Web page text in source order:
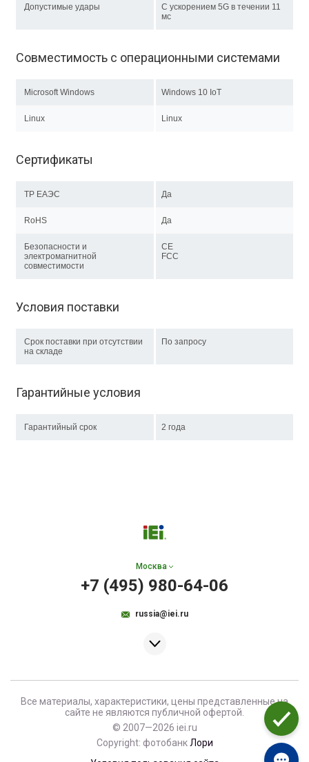
Допустимые удары
С ускорением 5G в течении 11
мс
Совместимость с операционными системами
Microsoft Windows Windows 10 IoT
Linux Linux
Сертификаты
ТР EAЭC Да
RoHS Да
Безопасности и
электромагнитной
совместимости
CE
FCC
Условия поставки
Срок поставки при отсутствии
на складе
По запросу
Гарантийные условия
Гарантийный срок 2 года
Москва
+7 (495) 980-64-06
russia@iei.ru
Все материалы, характеристики, цены представленные на
сайте не являются публичной офертой.
© 2007—2026 iei.ru
Copyright: фотобанк Лори